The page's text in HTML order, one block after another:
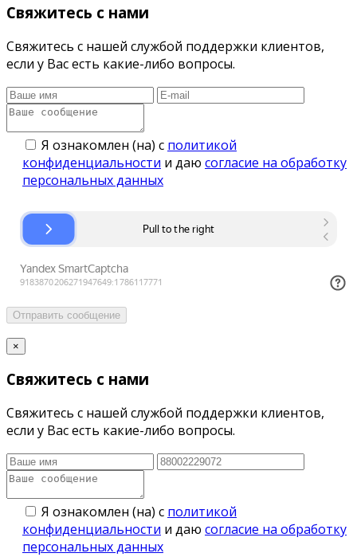
Свяжитесь с нами
Свяжитесь с нашей службой поддержки клиентов,
если у Вас есть какие-либо вопросы.
Я ознакомлен (на) с политикой
конфиденциальности и даю согласие на обработку
персональных данных
Отправить сообщение
×
Свяжитесь с нами
Свяжитесь с нашей службой поддержки клиентов,
если у Вас есть какие-либо вопросы.
Я ознакомлен (на) с политикой
конфиденциальности и даю согласие на обработку
персональных данных